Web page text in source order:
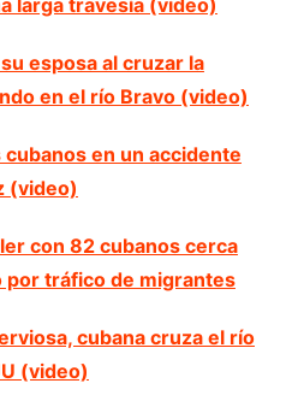
larga travesía (video)
esposa al cruzar la
en el río Bravo (video)
en un accidente
(video)
con 82 cubanos cerca
por tráfico de migrantes
cubana cruza el río
(video)